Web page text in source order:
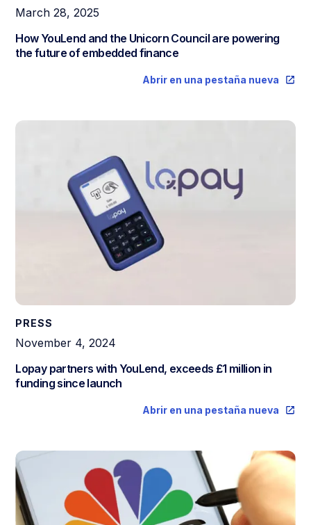
March 28, 2025
How YouLend and the Unicorn Council are powering
the future of embedded finance
Abrir en una pestaña nueva
PRESS
November 4, 2024
Lopay partners with YouLend, exceeds £1 million in
funding since launch
Abrir en una pestaña nueva